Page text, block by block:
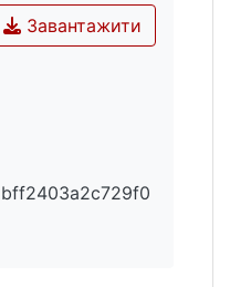
ринку
виведенням
на ринок;
товарної
оцінювання
Завантажити